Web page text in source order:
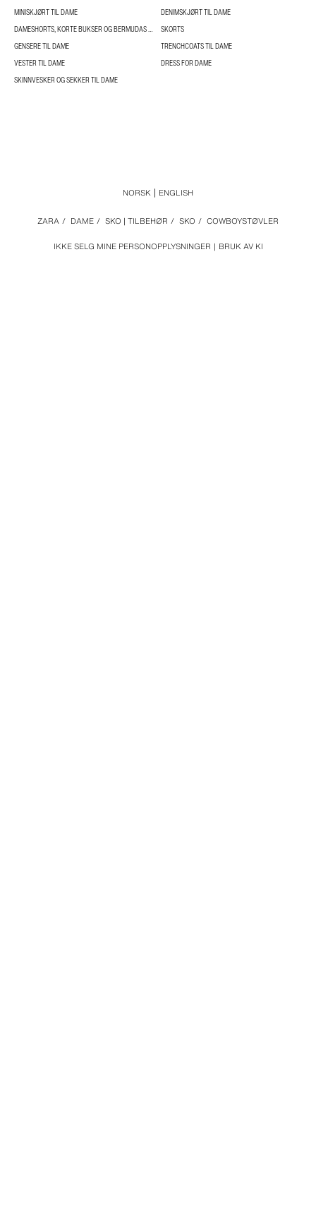
MINISKJØRT TIL DAME
DENIMSKJØRT TIL DAME
DAMESHORTS, KORTE BUKSER OG BERMUDAS TIL DAME
SKORTS
GENSERE TIL DAME
TRENCHCOATS TIL DAME
VESTER TIL DAME
DRESS FOR DAME
SKINNVESKER OG SEKKER TIL DAME
IKKE SELG MINE PERSONOPPLYSNINGER BRUK AV KI
ZARA / DAME / SKO | TILBEHØR / SKO / COWBOYSTØVLER
NORSK ENGLISH